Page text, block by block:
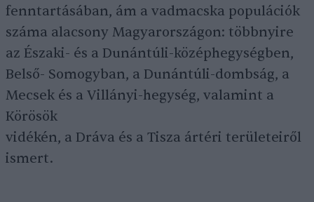
fenntartásában, ám a vadmacska populációk
száma alacsony Magyarországon: többnyire
az Északi- és a Dunántúli-középhegységben,
Belső- Somogyban, a Dunántúli-dombság, a
Mecsek és a Villányi-hegység, valamint a
Körösök
vidékén, a Dráva és a Tisza ártéri területeiről
ismert.